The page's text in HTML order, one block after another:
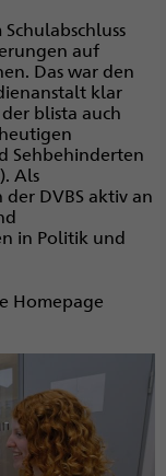
auf
Das war den
klar
blista auch
Sehbehinderten
Als
DVBS aktiv an
in Politik und
Homepage